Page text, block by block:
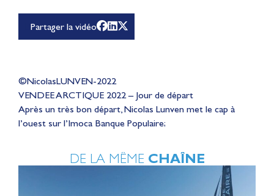
Partager la vidéo
©NicolasLUNVEN-2022
VENDEE ARCTIQUE 2022 – Jour de départ
Après un très bon départ, Nicolas Lunven met le cap à
l’ouest sur l’Imoca Banque Populaire;
DE LA MÊME CHAÎNE